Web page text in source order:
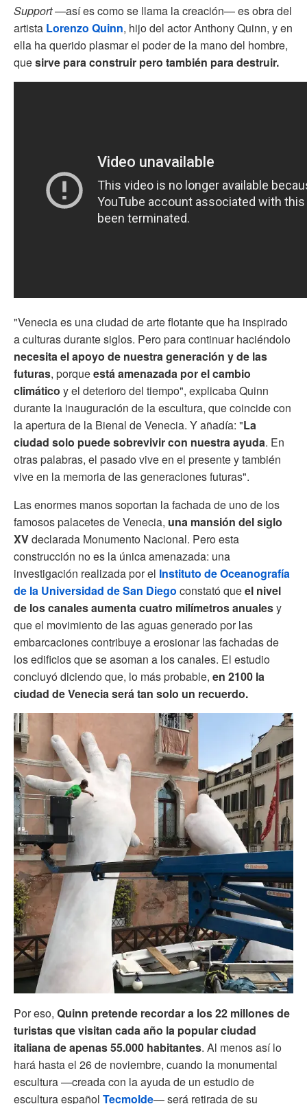
Support —así es como se llama la creación— es obra del
artista Lorenzo Quinn, hijo del actor Anthony Quinn, y en
ella ha querido plasmar el poder de la mano del hombre,
quesirve para construir pero también para destruir.
"Venecia es una ciudad de arte flotante que ha inspirado
a culturas durante siglos. Pero para continuar haciéndolo
necesita el apoyo de nuestra generación y de las
futuras, porqueestá amenazada por el cambio
climático y el deterioro del tiempo", explicaba Quinn
durante la inauguración de la escultura, que coincide con
la apertura de la Bienal de Venecia. Y añadía: "La
ciudad solo puede sobrevivir con nuestraayuda. En
otras palabras, el pasado vive en el presente y también
vive en la memoria de las generaciones futuras".
Las enormes manos soportan la fachada de uno de los
famosos palacetes de Venecia, una mansión del siglo
XVdeclarada Monumento Nacional. Pero esta
construcción no es la única amenazada: una
investigación realizada por el Instituto de Oceanografía
de la Universidad de San Diego constató queel nivel
de los canales aumenta cuatro milímetros anualesy
que el movimiento de las aguas generado por las
embarcaciones contribuye a erosionar las fachadas de
los edificios que se asoman a los canales. El estudio
concluyó diciendo que, lo más probable, en 2100 la
ciudad de Venecia será tan solo un recuerdo.
Por eso, Quinn pretende recordar a los 22 millones de
turistas que visitan cada año la popular ciudad
italiana de apenas 55.000 habitantes. Al menos así lo
hará hasta el 26 de noviembre, cuando la monumental
escultura —creada con la ayuda de un estudio de
escultura español Tecmolde— será retirada de su